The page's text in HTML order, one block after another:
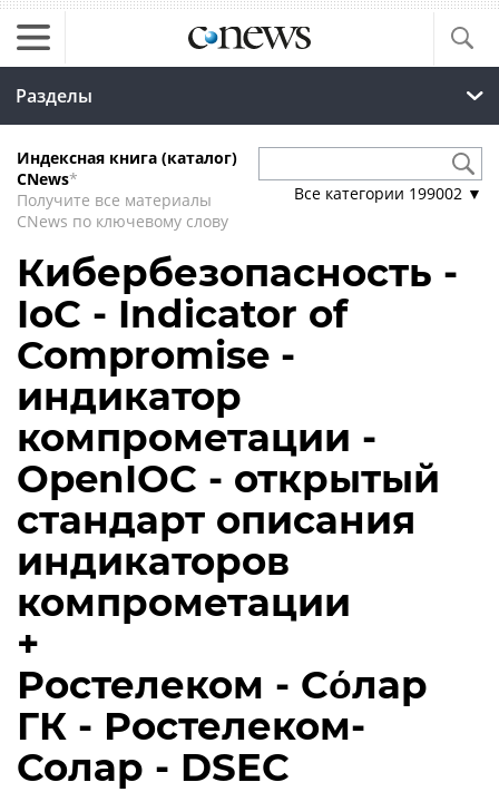
Разделы
Индексная книга (каталог)
CNews*
Получите все материалы
CNews по ключевому слову
Все категории 199002 ▼
Кибербезопасность -
IoC - Indicator of
Compromise -
индикатор
компрометации -
OpenIOC - открытый
стандарт описания
индикаторов
компрометации
+
Ростелеком - Сόлар
ГК - Ростелеком-
Солар - DSEC